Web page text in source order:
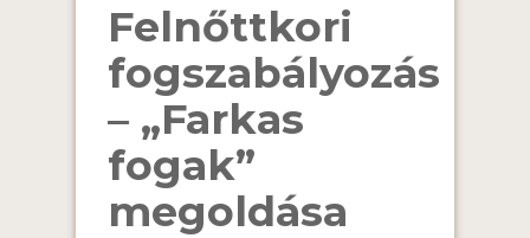
Felnőttkori
fogszabályozás
– „Farkas
fogak”
megoldása